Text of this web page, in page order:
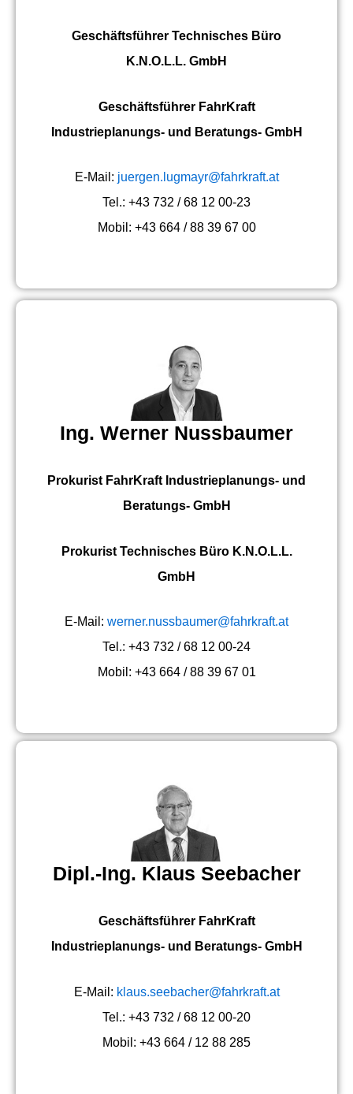
Geschäftsführer Technisches Büro
K.N.O.L.L. GmbH
Geschäftsführer FahrKraft
Industrieplanungs- und Beratungs- GmbH
E-Mail: juergen.lugmayr@fahrkraft.at
Tel.: +43 732 / 68 12 00-23
Mobil: +43 664 / 88 39 67 00
Ing. Werner Nussbaumer
Prokurist FahrKraft Industrieplanungs- und
Beratungs- GmbH
Prokurist Technisches Büro K.N.O.L.L.
GmbH
E-Mail: werner.nussbaumer@fahrkraft.at
Tel.: +43 732 / 68 12 00-24
Mobil: +43 664 / 88 39 67 01
Dipl.-Ing. Klaus Seebacher
Geschäftsführer FahrKraft
Industrieplanungs- und Beratungs- GmbH
E-Mail: klaus.seebacher@fahrkraft.at
Tel.: +43 732 / 68 12 00-20
Mobil: +43 664 / 12 88 285